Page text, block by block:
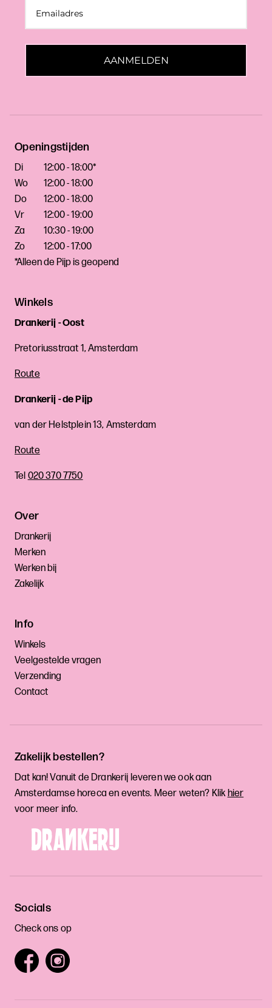
Zakelijk bestellen?
Dat kan! Vanuit de Drankerij leveren we ook aan
Amsterdamse horeca en events. Meer weten? Klikhier
voor meer info.
Socials
Check ons op
AANMELDEN
Openingstijden
Di
12:00 - 18:00*
Wo
12:00 - 18:00
Do
12:00 - 18:00
Vr
12:00 - 19:00
Za
10:30 - 19:00
Zo
12:00 - 17:00
*Alleen de Pijp is geopend
Winkels
Drankerij - Oost
Pretoriusstraat 1, Amsterdam
Route
Drankerij - de Pijp
van der Helstplein 13, Amsterdam
Route
Tel 020 370 7750
Over
Drankerij
Merken
Werken bij
Zakelijk
Info
Winkels
Veelgestelde vragen
Verzending
Contact